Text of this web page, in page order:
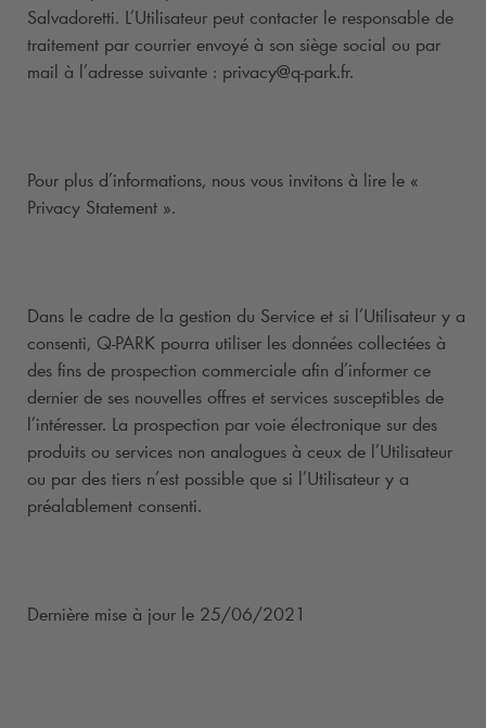
Salvadoretti. L’Utilisateur peut contacter le responsable de
traitement par courrier envoyé à son siège social ou par
mail à l’adresse suivante : privacy@q-park.fr.
Pour plus d’informations, nous vous invitons à lire le «
Privacy Statement ».
Dans le cadre de la gestion du Service et si l’Utilisateur y a
consenti, Q-PARK pourra utiliser les données collectées à
des fins de prospection commerciale afin d’informer ce
dernier de ses nouvelles offres et services susceptibles de
l’intéresser. La prospection par voie électronique sur des
produits ou services non analogues à ceux de l’Utilisateur
ou par des tiers n’est possible que si l’Utilisateur y a
préalablement consenti.
Dernière mise à jour le 25/06/2021